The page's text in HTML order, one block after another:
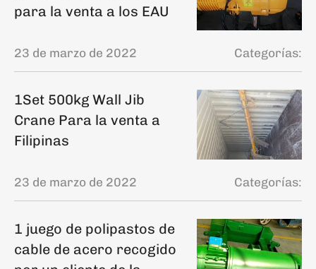
para la venta a los EAU
23 de marzo de 2022 Categorías:
1Set 500kg Wall Jib
Crane Para la venta a
Filipinas
23 de marzo de 2022 Categorías:
1 juego de polipastos de
cable de acero recogido